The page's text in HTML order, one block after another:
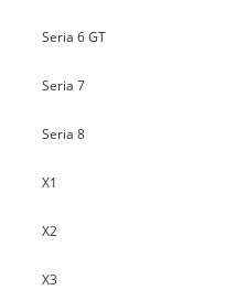
Seria 6 GT
Seria 7
Seria 8
X1
X2
X3